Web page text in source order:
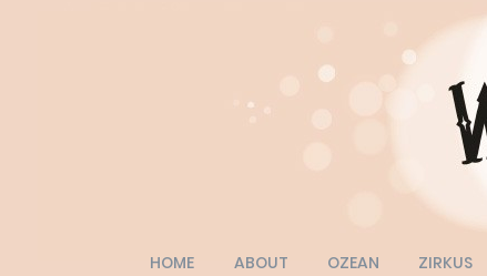
HOME ABOUT OZEAN ZIRKUS